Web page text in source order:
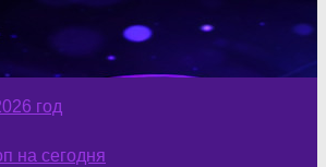
год
на сегодня